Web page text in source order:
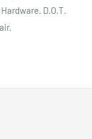
D.O.T.